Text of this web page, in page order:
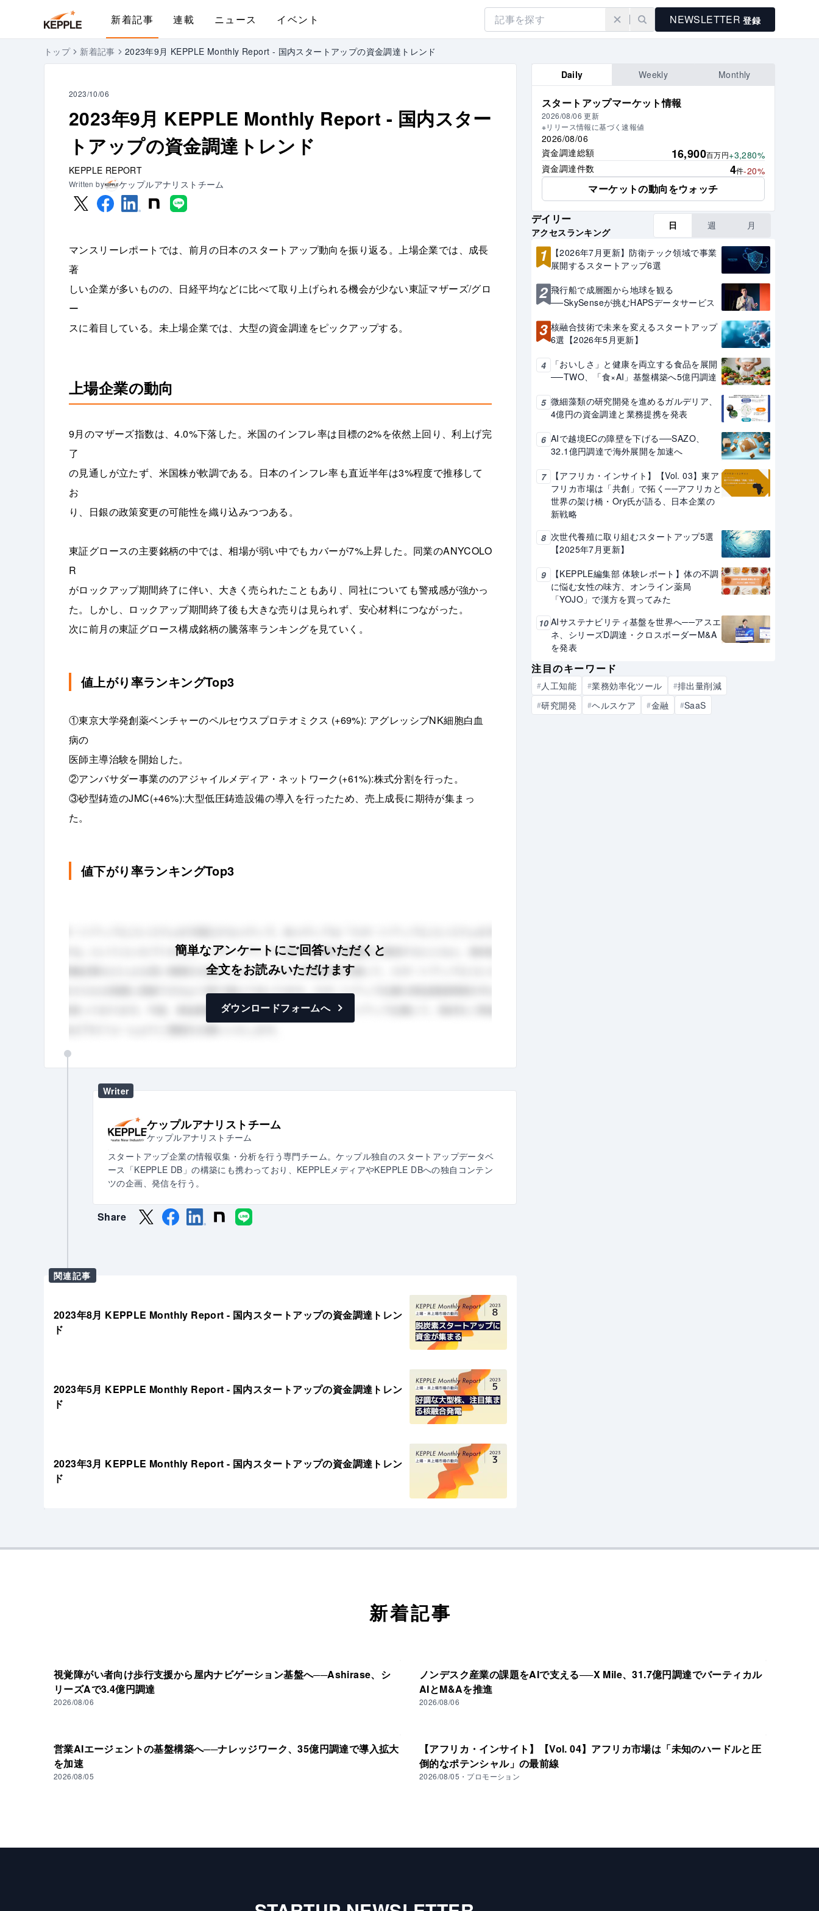
新着記事 連載 ニュース イベント NEWSLETTER 登録
トップ 新着記事 2023年9月 KEPPLE Monthly Report - 国内スタートアップの資金調達トレンド
2023/10/06
2023年9月 KEPPLE Monthly Report - 国内スター
トアップの資金調達トレンド
KEPPLE REPORT
Written by ケップルアナリストチーム
マンスリーレポートでは、前月の日本のスタートアップ動向を振り返る。上場企業では、成長
著
しい企業が多いものの、日経平均などに比べて取り上げられる機会が少ない東証マザーズ/グロ
ー
スに着目している。未上場企業では、大型の資金調達をピックアップする。
上場企業の動向
9月のマザーズ指数は、4.0%下落した。米国のインフレ率は目標の2%を依然上回り、利上げ完
了
の見通しが立たず、米国株が軟調である。日本のインフレ率も直近半年は3%程度で推移して
お
り、日銀の政策変更の可能性を織り込みつつある。
東証グロースの主要銘柄の中では、相場が弱い中でもカバーが7%上昇した。同業のANYCOLO
R
がロックアップ期間終了に伴い、大きく売られたこともあり、同社についても警戒感が強かっ
た。しかし、ロックアップ期間終了後も大きな売りは見られず、安心材料につながった。
次に前月の東証グロース構成銘柄の騰落率ランキングを見ていく。
値上がり率ランキングTop3
①東京大学発創薬ベンチャーのペルセウスプロテオミクス (+69%): アグレッシブNK細胞白血
病の
医師主導治験を開始した。
②アンバサダー事業ののアジャイルメディア・ネットワーク(+61%):株式分割を行った。
③砂型鋳造のJMC(+46%):大型低圧鋳造設備の導入を行ったため、売上成長に期待が集まっ
た。
値下がり率ランキングTop3
簡単なアンケートにご回答いただくと
全文をお読みいただけます
ダウンロードフォームへ
Writer
ケップルアナリストチーム
ケップルアナリストチーム
スタートアップ企業の情報収集・分析を行う専門チーム。ケップル独自のスタートアップデータベ
ース「KEPPLE DB」の構築にも携わっており、KEPPLEメディアやKEPPLE DBへの独自コンテン
ツの企画、発信を行う。
Share
関連記事
2023年8月 KEPPLE Monthly Report - 国内スタートアップの資金調達トレン
ド
2023年5月 KEPPLE Monthly Report - 国内スタートアップの資金調達トレン
ド
2023年3月 KEPPLE Monthly Report - 国内スタートアップの資金調達トレン
ド
Daily Weekly Monthly
スタートアップマーケット情報
2026/08/06 更新
※リリース情報に基づく速報値
2026/08/06
資金調達総額
16,900百万円+3,280%
資金調達件数
4件-20%
マーケットの動向をウォッチ
デイリー
アクセスランキング
日 週 月
1
【2026年7月更新】防衛テック領域で事業
展開するスタートアップ6選
2 飛行船で成層圏から地球を観る
──SkySenseが挑むHAPSデータサービス
3 核融合技術で未来を変えるスタートアップ
6選【2026年5月更新】
4
「おいしさ」と健康を両立する食品を展開
──TWO、「食×AI」基盤構築へ5億円調達
5 微細藻類の研究開発を進めるガルデリア、
4億円の資金調達と業務提携を発表
6 AIで越境ECの障壁を下げる──SAZO、
32.1億円調達で海外展開を加速へ
7
【アフリカ・インサイト】【Vol. 03】東ア
フリカ市場は「共創」で拓く──アフリカと
世界の架け橋・Ory氏が語る、日本企業の
新戦略
8 次世代養殖に取り組むスタートアップ5選
【2025年7月更新】
9
【KEPPLE編集部 体験レポート】体の不調
に悩む女性の味方、オンライン薬局
「YOJO」で漢方を買ってみた
10 AIサステナビリティ基盤を世界へ──アスエ
ネ、シリーズD調達・クロスボーダーM&A
を発表
注目のキーワード
#人工知能 #業務効率化ツール #排出量削減
#研究開発 #ヘルスケア #金融 #SaaS
新着記事
視覚障がい者向け歩行支援から屋内ナビゲーション基盤へ──Ashirase、シ
リーズAで3.4億円調達
2026/08/06
ノンデスク産業の課題をAIで支える──X Mile、31.7億円調達でバーティカル
AIとM&Aを推進
2026/08/06
営業AIエージェントの基盤構築へ──ナレッジワーク、35億円調達で導入拡大
を加速
2026/08/05
【アフリカ・インサイト】【Vol. 04】アフリカ市場は「未知のハードルと圧
倒的なポテンシャル」の最前線
2026/08/05 ・ プロモーション